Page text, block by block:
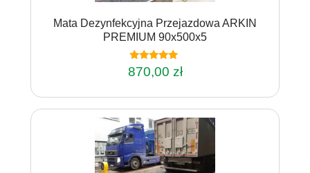
Mata Dezynfekcyjna Przejazdowa ARKIN
PREMIUM 90x500x5
Oceniono
4.75
870,00 zł